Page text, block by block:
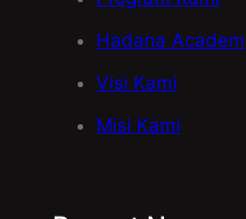
Hadana
Visi Kami
Misi Kami